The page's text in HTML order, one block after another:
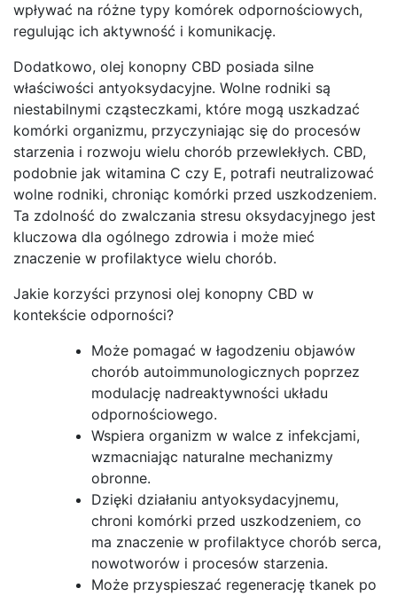
wpływać na różne typy komórek odpornościowych,
regulując ich aktywność i komunikację.
Dodatkowo, olej konopny CBD posiada silne
właściwości antyoksydacyjne. Wolne rodniki są
niestabilnymi cząsteczkami, które mogą uszkadzać
komórki organizmu, przyczyniając się do procesów
starzenia i rozwoju wielu chorób przewlekłych. CBD,
podobnie jak witamina C czy E, potrafi neutralizować
wolne rodniki, chroniąc komórki przed uszkodzeniem.
Ta zdolność do zwalczania stresu oksydacyjnego jest
kluczowa dla ogólnego zdrowia i może mieć
znaczenie w profilaktyce wielu chorób.
Jakie korzyści przynosi olej konopny CBD w
kontekście odporności?
Może pomagać w łagodzeniu objawów
chorób autoimmunologicznych poprzez
modulację nadreaktywności układu
odpornościowego.
Wspiera organizm w walce z infekcjami,
wzmacniając naturalne mechanizmy
obronne.
Dzięki działaniu antyoksydacyjnemu,
chroni komórki przed uszkodzeniem, co
ma znaczenie w profilaktyce chorób serca,
nowotworów i procesów starzenia.
Może przyspieszać regenerację tkanek po